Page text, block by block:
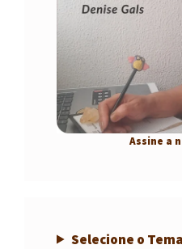
Assine a
Selecione o Tema